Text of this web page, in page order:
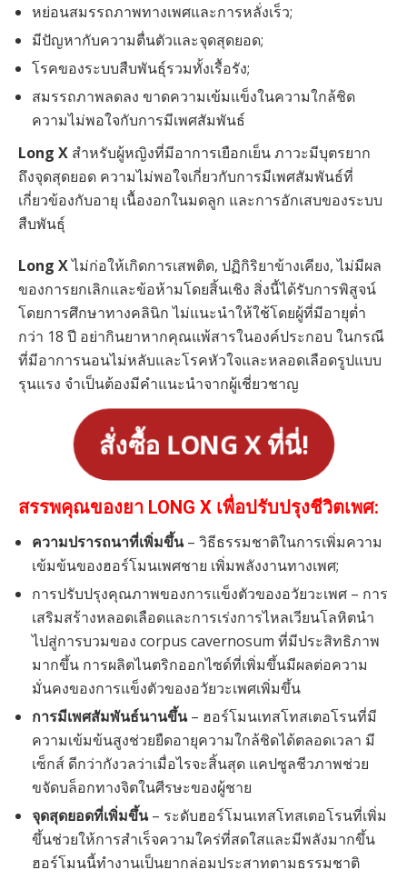
หย่อนสมรรถภาพทางเพศและการหลั่งเร็ว;
มีปัญหากับความตื่นตัวและจุดสุดยอด;
โรคของระบบสืบพันธุ์รวมทั้งเรื้อรัง;
สมรรถภาพลดลง ขาดความเข้มแข็งในความใกล้ชิด
ความไม่พอใจกับการมีเพศสัมพันธ์
Long X สำหรับผู้หญิงที่มีอาการเยือกเย็น ภาวะมีบุตรยาก
ถึงจุดสุดยอด ความไม่พอใจเกี่ยวกับการมีเพศสัมพันธ์ที่
เกี่ยวข้องกับอายุ เนื้องอกในมดลูก และการอักเสบของระบบ
สืบพันธุ์
Long Xไม่ก่อให้เกิดการเสพติด, ปฏิกิริยาข้างเคียง, ไม่มีผล
ของการยกเลิกและข้อห้ามโดยสิ้นเชิง สิ่งนี้ได้รับการพิสูจน์
โดยการศึกษาทางคลินิก ไม่แนะนำให้ใช้โดยผู้ที่มีอายุต่ำ
กว่า 18 ปี อย่ากินยาหากคุณแพ้สารในองค์ประกอบ ในกรณี
ที่มีอาการนอนไม่หลับและโรคหัวใจและหลอดเลือดรูปแบบ
รุนแรง จำเป็นต้องมีคำแนะนำจากผู้เชี่ยวชาญ
สั่งซื้อ LONG X ที่นี่!
สรรพคุณของยา LONG X เพื่อปรับปรุงชีวิตเพศ:
ความปรารถนาที่เพิ่มขึ้น– วิธีธรรมชาติในการเพิ่มความ
เข้มข้นของฮอร์โมนเพศชาย เพิ่มพลังงานทางเพศ;
การปรับปรุงคุณภาพของการแข็งตัวของอวัยวะเพศ – การ
เสริมสร้างหลอดเลือดและการเร่งการไหลเวียนโลหิตนำ
ไปสู่การบวมของ corpus cavernosum ที่มีประสิทธิภาพ
มากขึ้น การผลิตไนตริกออกไซด์ที่เพิ่มขึ้นมีผลต่อความ
มั่นคงของการแข็งตัวของอวัยวะเพศเพิ่มขึ้น
การมีเพศสัมพันธ์นานขึ้น– ฮอร์โมนเทสโทสเตอโรนที่มี
ความเข้มข้นสูงช่วยยืดอายุความใกล้ชิดได้ตลอดเวลา มี
เซ็กส์ ดีกว่ากังวลว่าเมื่อไรจะสิ้นสุด แคปซูลชีวภาพช่วย
ขจัดบล็อกทางจิตในศีรษะของผู้ชาย
จุดสุดยอดที่เพิ่มขึ้น– ระดับฮอร์โมนเทสโทสเตอโรนที่เพิ่ม
ขึ้นช่วยให้การสำเร็จความใคร่ที่สดใสและมีพลังมากขึ้น
ฮอร์โมนนี้ทำงานเป็นยากล่อมประสาทตามธรรมชาติ